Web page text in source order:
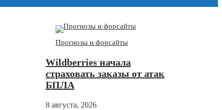
Прогнозы и форсайты
Wildberries начала
страховать заказы от атак
БПЛА
8 августа, 2026